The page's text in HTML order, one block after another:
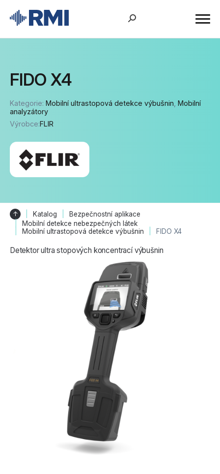
FIDO X4
Kategorie: Mobilní ultrastopová detekce výbušnin, Mobilní
analyzátory
Výrobce:FLIR
↑ Katalog
Bezpečnostní aplikace
Mobilní detekce nebezpečných látek
Mobilní ultrastopová detekce výbušnin
FIDO X4
Detektor ultra stopových koncentrací výbušnin